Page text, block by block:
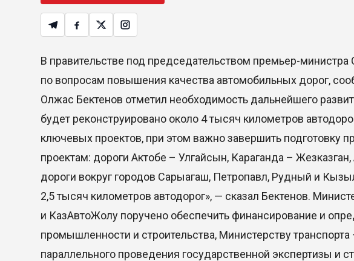
В правительстве под председательством премьер-
по вопросам повышения качества автомобильных дорог,
Олжас Бектенов отметил необходимость дальнейшего
будет реконструировано около 4 тысяч километров
ключевых проектов, при этом важно завершить подготовку
проектам: дороги Актобе – Улгайсын, Караганда –
дороги вокруг городов Сарыагаш, Петропавл, Рудный и
2,5 тысяч километров автодорог», — сказал Бектенов.
и КазАвтоЖолу поручено обеспечить финансирование и
промышленности и строительства, Министерству
параллельного проведения государственной экспертизы и